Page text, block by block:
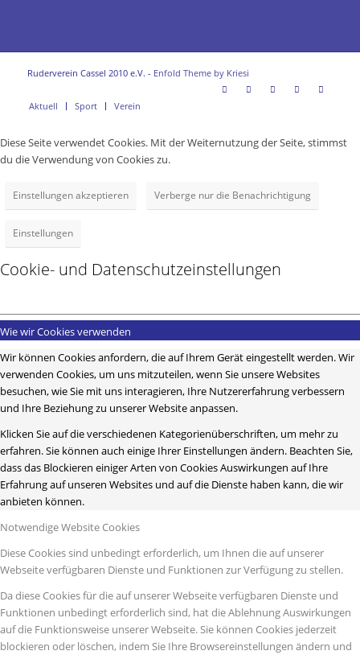
Ruderverein Cassel 2010 e.V. - Enfold Theme by Kriesi
Aktuell Sport Verein
Diese Seite verwendet Cookies. Mit der Weiternutzung der Seite, stimmst
du die Verwendung von Cookies zu.
Einstellungen akzeptieren Verberge nur die Benachrichtigung
Einstellungen
Cookie- und Datenschutzeinstellungen
Wie wir Cookies verwenden
Wir können Cookies anfordern, die auf Ihrem Gerät eingestellt werden. Wir
verwenden Cookies, um uns mitzuteilen, wenn Sie unsere Websites
besuchen, wie Sie mit uns interagieren, Ihre Nutzererfahrung verbessern
und Ihre Beziehung zu unserer Website anpassen.
Klicken Sie auf die verschiedenen Kategorienüberschriften, um mehr zu
erfahren. Sie können auch einige Ihrer Einstellungen ändern. Beachten Sie,
dass das Blockieren einiger Arten von Cookies Auswirkungen auf Ihre
Erfahrung auf unseren Websites und auf die Dienste haben kann, die wir
anbieten können.
Notwendige Website Cookies
Diese Cookies sind unbedingt erforderlich, um Ihnen die auf unserer
Webseite verfügbaren Dienste und Funktionen zur Verfügung zu stellen.
Da diese Cookies für die auf unserer Webseite verfügbaren Dienste und
Funktionen unbedingt erforderlich sind, hat die Ablehnung Auswirkungen
auf die Funktionsweise unserer Webseite. Sie können Cookies jederzeit
blockieren oder löschen, indem Sie Ihre Browsereinstellungen ändern und